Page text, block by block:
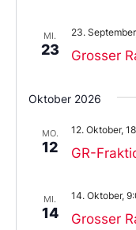
MI.
23 Grosser
23.
Oktober 2026
MO.
12 GR-
12. Oktober,
MI.
14 Grosser
14. Oktober,